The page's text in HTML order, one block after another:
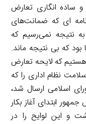
ساده انگاری تعارض
ای که ضمانت‌های
نتیجه نمی‌رسیم که
که بی نتیجه ماند.
که لایحه تعارض
نظام اداری را که
اسلامی ارسال شد،
ابتدای آغاز بکار
و این لوایح را در